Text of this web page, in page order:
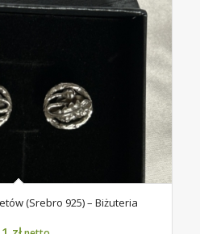
(Srebro 925) – Biżuteria